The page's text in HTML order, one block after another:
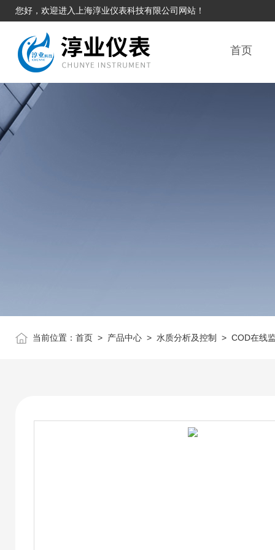
您好，欢迎进入上海淳业仪表科技有限公司网站！
首页
当前位置： 首页 > 产品中心 > 水质分析及控制 > COD在线